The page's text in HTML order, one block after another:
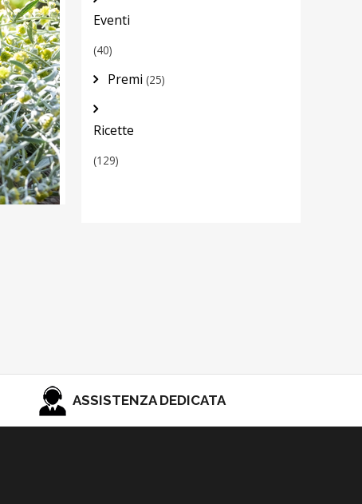
Eventi
(40)
Premi (25)
Ricette
(129)
ASSISTENZA DEDICATA